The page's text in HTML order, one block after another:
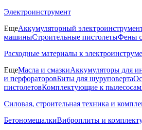
Электроинструмент
ЕщеАккумуляторный
машиныСтроительные пистолетыФены
Расходные материалы к
ЕщеМасла и смазкиАккумуляторы для
и перфораторовБиты для шуруповерта
пистолетовКомплектующие к пылесосам
Силовая, строительная техника и
БетономешалкиВиброплиты и